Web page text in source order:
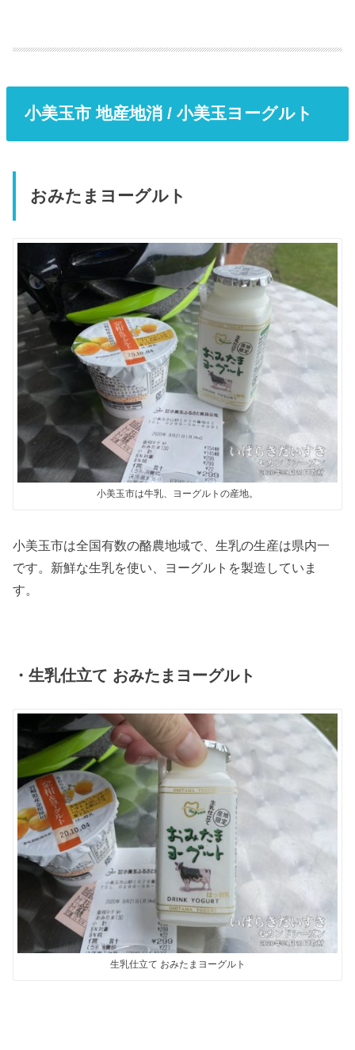
小美玉市 地産地消 / 小美玉ヨーグルト
おみたまヨーグルト
小美玉市は牛乳、ヨーグルトの産地。
小美玉市は全国有数の酪農地域で、生乳の生産は県内一
です。新鮮な生乳を使い、ヨーグルトを製造していま
す。
・生乳仕立て おみたまヨーグルト
生乳仕立て おみたまヨーグルト